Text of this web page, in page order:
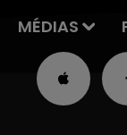
MÉDIAS